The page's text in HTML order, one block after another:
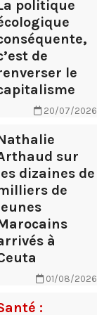
politique
de
le
20/07/2026
sur
dizaines de
de
à
01/08/2026
: